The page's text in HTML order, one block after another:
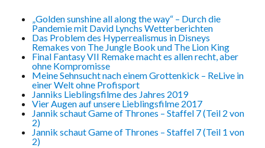
„Golden sunshine all along the way“ – Durch die
Pandemie mit David Lynchs Wetterberichten
Das Problem des Hyperrealismus in Disneys
Remakes von The Jungle Book und The Lion King
Final Fantasy VII Remake macht es allen recht, aber
ohne Kompromisse
Meine Sehnsucht nach einem Grottenkick – ReLive in
einer Welt ohne Profisport
Janniks Lieblingsfilme des Jahres 2019
Vier Augen auf unsere Lieblingsfilme 2017
Jannik schaut Game of Thrones – Staffel 7 (Teil 2 von
2)
Jannik schaut Game of Thrones – Staffel 7 (Teil 1 von
2)